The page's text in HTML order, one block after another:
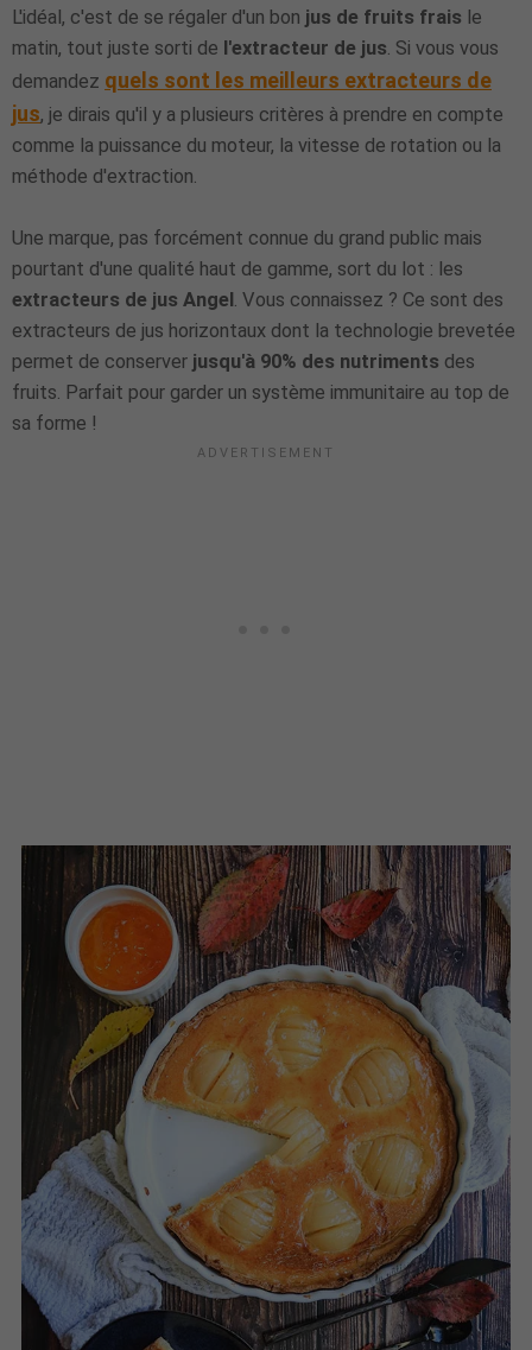
L'idéal, c'est de se régaler d'un bon jus de fruits frais le
matin, tout juste sorti de l'extracteur de jus . Si vous vous
demandez quels sont les meilleurs extracteurs de
jus, je dirais qu'il y a plusieurs critères à prendre en compte
comme la puissance du moteur, la vitesse de rotation ou la
méthode d'extraction.
Une marque, pas forcément connue du grand public mais
pourtant d'une qualité haut de gamme, sort du lot : les
extracteurs de jus Angel . Vous connaissez ? Ce sont des
extracteurs de jus horizontaux dont la technologie brevetée
permet de conserver jusqu'à 90% des nutriments des
fruits. Parfait pour garder un système immunitaire au top de
sa forme !